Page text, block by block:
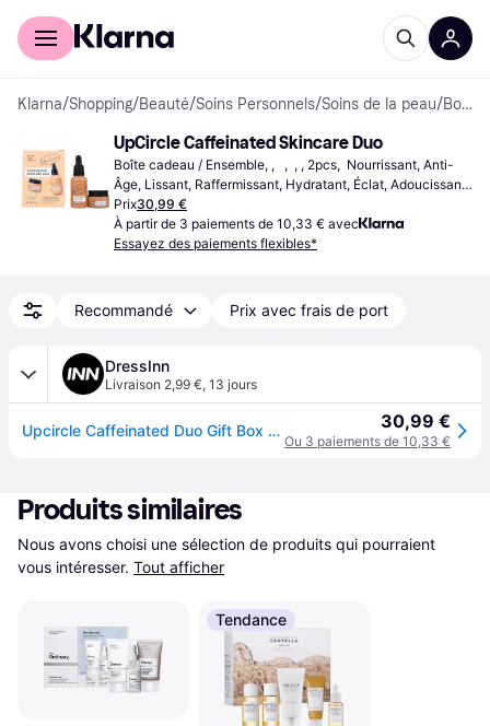
Acheter avec Klarna
Klarna/Shopping/Beauté/Soins Personnels/Soins de la peau/ Boîtes cadeau et Ensembles
UpCircle Caffeinated Skincare Duo
Boîte cadeau / Ensemble, ,   ,  , , 2pcs,  Nourrissant, Anti-
Âge, Lissant, Raffermissant, Hydratant, Éclat, Adoucissant,
Sans Parabènes, Sans Huile Minérale,  Vitamines,
Niacinamide, Beurre de Karité, Acide Salicylique,
Antioxydants
Prix30,99 €
À partir de 3 paiements de 10,33 € avec
Essayez des paiements flexibles*
Recommandé Prix avec frais de port
DressInn
Livraison 2,99 €, 13 jours
Upcircle Caffeinated Duo Gift Box Gift Set Beige,Marron Femme 30,99 €
Ou 3 paiements de 10,33 €
Produits similaires
Nous avons choisi une sélection de produits qui pourraient
vous intéresser. Tout afficher
Tendance